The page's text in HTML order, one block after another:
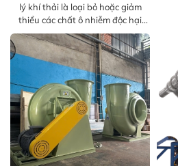
lý khí thải là loại bỏ hoặc giảm
thiểu các chất ô nhiễm độc hại
(bụi, khí SOx, NOx, CO, VOCs...)
phát sinh từ hoạt động công
nghiệp và sinh hoạt trước khi thải
ra môi trường, nhằm bảo vệ sức
khỏe cộng đồng, ngăn ngừa ô
nhiễm không khí, mưa axit, hiệu
ứng nhà kính, và giúp doanh
nghiệp tuân thủ pháp luật môi
trường, đảm bảo sự phát triển
bền vững.